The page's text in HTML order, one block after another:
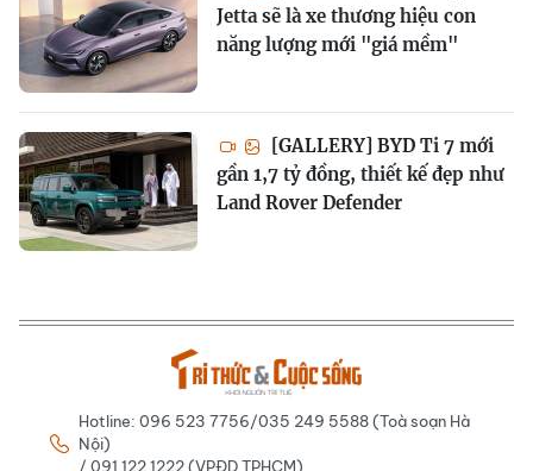
Jetta sẽ là xe thương hiệu con
năng lượng mới "giá mềm"
[GALLERY] BYD Ti 7 mới
gần 1,7 tỷ đồng, thiết kế đẹp như
Land Rover Defender
Hotline: 096 523 7756/035 249 5588 (Toà soạn Hà
Nội)
/ 091 122 1222 (VPĐD TPHCM)